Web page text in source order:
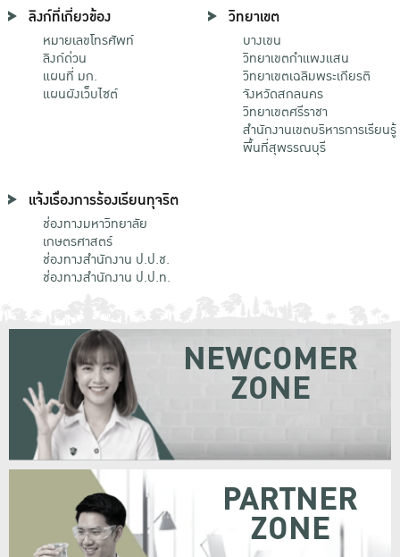
ลิงก์ที่เกี่ยวข้อง
หมายเลขโทรศัพท์
ลิงก์ด่วน
แผนที่ มก.
แผนผังเว็บไซต์
วิทยาเขต
บางเขน
วิทยาเขตกําแพงแสน
วิทยาเขตเฉลิมพระเกียรติ
จังหวัดสกลนคร
วิทยาเขตศรีราชา
สำนักงานเขตบริหารการเรียนรู้
พื้นที่สุพรรณบุรี
แจ้งเรื่องการร้องเรียนทุจริต
ช่องทางมหาวิทยาลัย
เกษตรศาสตร์
ช่องทางสำนักงาน ป.ป.ช.
ช่องทางสำนักงาน ป.ป.ท.
NEWCOMER
ZONE
PARTNER
ZONE